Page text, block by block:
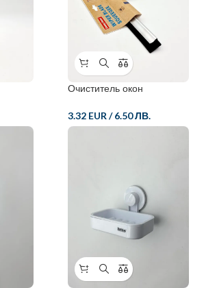
Очиститель окон
3.32 EUR /6.50 ЛВ.